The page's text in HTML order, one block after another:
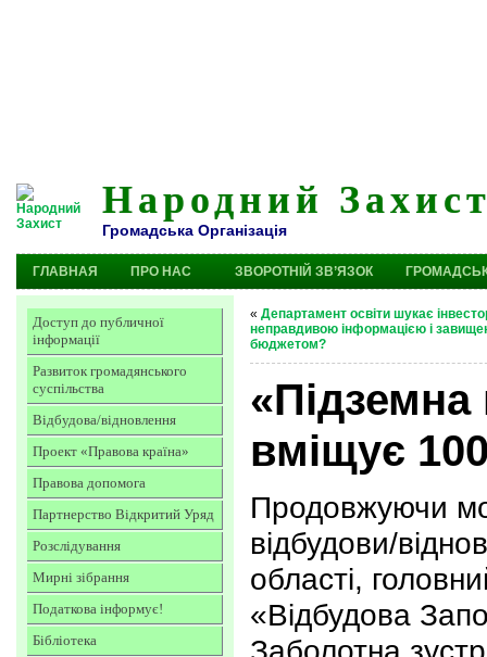
Народний
Громадська Організація
ГЛАВНАЯ ПРО НАС ЗВОРОТНІЙ ЗВ’ЯЗОК
Доступ до публичної
інформації
Развиток громадянського
суспільства
Відбудова/відновлення
Проект «Правова країна»
Правова допомога
Партнерство Відкритий Уряд
Розслідування
Мирні зібрання
Податкова інформує!
Бібліотека
« Департамент освіти шукає
неправдивою інформацією і
бюджетом?
вміщує
Продовжуючи
відбудови/
області,
«Відбудова